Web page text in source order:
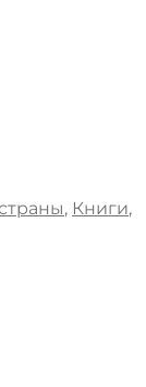
, Книги,